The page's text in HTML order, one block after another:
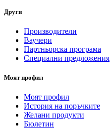
Други
Производители
Ваучери
Партньорска програма
Специални предложения
Моят профил
Моят профил
История на поръчките
Желани продукти
Бюлетин